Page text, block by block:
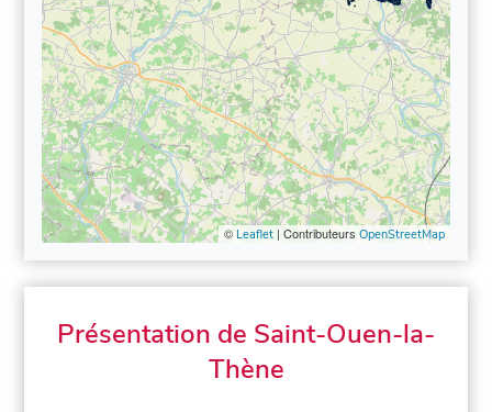
© Leaflet| Contributeurs OpenStreetMap
Présentation de Saint-Ouen-la-
Thène